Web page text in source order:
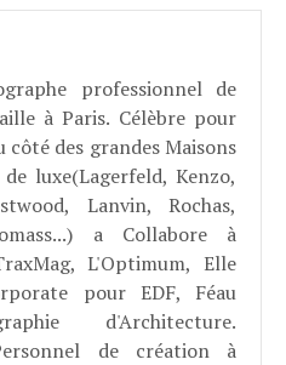
professionnel de
à Paris. Célèbre pour
côté des grandes Maisons
luxe(Lagerfeld, Kenzo,
Lanvin, Rochas,
a Collabore à
L'Optimum, Elle
pour EDF, Féau
d'Architecture.
de création à